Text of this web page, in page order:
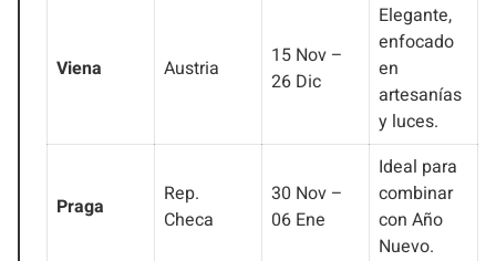
Viena Austria
15 Nov –
26 Dic
Elegante,
enfocado
en
artesanías
y luces.
Praga
Rep.
Checa
30 Nov –
06 Ene
Ideal para
combinar
con Año
Nuevo.